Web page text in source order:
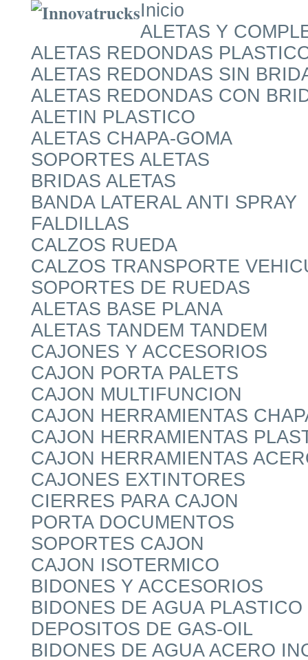
Inicio
ALETAS Y
ALETAS REDONDAS
ALETAS REDONDAS SIN
ALETAS REDONDAS CON
ALETIN PLASTICO
ALETAS CHAPA-GOMA
SOPORTES ALETAS
BRIDAS ALETAS
BANDA LATERAL ANTI SPRAY
FALDILLAS
CALZOS RUEDA
CALZOS TRANSPORTE
SOPORTES DE RUEDAS
ALETAS BASE PLANA
ALETAS TANDEM TANDEM
CAJONES Y ACCESORIOS
CAJON PORTA PALETS
CAJON MULTIFUNCION
CAJON HERRAMIENTAS
CAJON HERRAMIENTAS
CAJON HERRAMIENTAS
CAJONES EXTINTORES
CIERRES PARA CAJON
PORTA DOCUMENTOS
SOPORTES CAJON
CAJON ISOTERMICO
BIDONES Y ACCESORIOS
BIDONES DE AGUA PLASTICO
DEPOSITOS DE GAS-OIL
BIDONES DE AGUA ACERO